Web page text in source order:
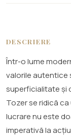
DESCRIERE
Într-o lume
valorile autentice
superficialitate și
Tozer se ridică
lucrare nu este
imperativă la